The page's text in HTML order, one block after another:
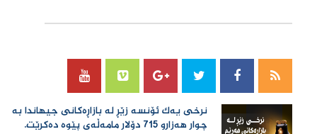
نرخی یەك ئۆنسە زێڕ لە بازاڕەكانی جیهاندا بە
چوار هەزارو 715 دۆلار مامەڵەی پێوە دەكرێت.